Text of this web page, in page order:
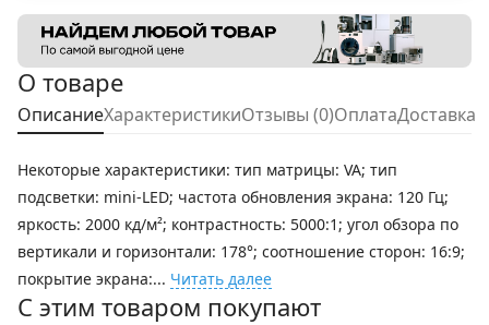
О товаре
ОписаниеХарактеристикиОтзывы (0)ОплатаДоставка
Некоторые характеристики: тип матрицы: VA; тип
подсветки: mini-LED; частота обновления экрана: 120 Гц;
яркость: 2000 кд/м²; контрастность: 5000:1; угол обзора по
вертикали и горизонтали: 178°; соотношение сторон: 16:9;
покрытие экрана:... Читать далее
С этим товаром покупают